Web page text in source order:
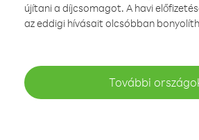
újítani a díjcsomagot. A havi
az eddigi hívásait olcsóbban
További